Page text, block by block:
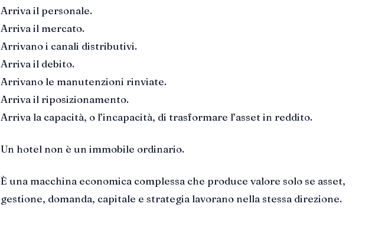
Arriva il personale.
Arriva il mercato.
Arrivano i canali distributivi.
Arriva il debito.
Arrivano le manutenzioni rinviate.
Arriva il riposizionamento.
Arriva la capacità, o l’incapacità, di trasformare l’asset in reddito.
Un hotel non è un immobile ordinario.
È una macchina economica complessa che produce valore solo se asset,
gestione, domanda, capitale e strategia lavorano nella stessa direzione.